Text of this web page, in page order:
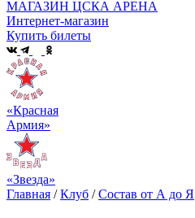
МАГАЗИН ЦСКА АРЕНА
Интернет-магазин
Купить билеты
«Красная
Армия»
«Звезда»
Главная /Клуб /Состав от А до Я